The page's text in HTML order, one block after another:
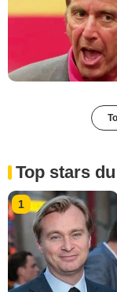
Top stars
1